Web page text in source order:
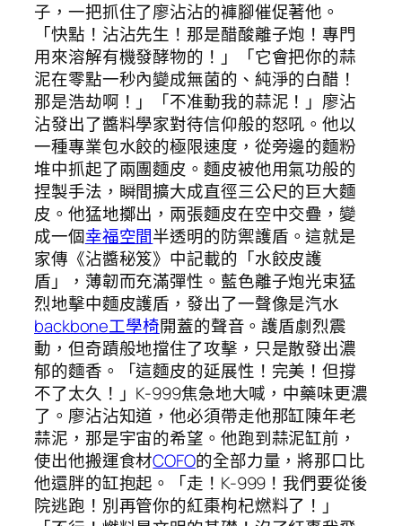
子，一把抓住了廖沾沾的褲腳催促著他。
「快點！沾沾先生！那是醋酸離子炮！專門
用來溶解有機發酵物的！」「它會把你的蒜
泥在零點一秒內變成無菌的、純淨的白醋！
那是浩劫啊！」「不准動我的蒜泥！」廖沾
沾發出了醬料學家對待信仰般的怒吼。他以
一種專業包水餃的極限速度，從旁邊的麵粉
堆中抓起了兩團麵皮。麵皮被他用氣功般的
捏製手法，瞬間擴大成直徑三公尺的巨大麵
皮。他猛地擲出，兩張麵皮在空中交疊，變
成一個幸福空間半透明的防禦護盾。這就是
家傳《沾醬秘笈》中記載的「水餃皮護
盾」，薄韌而充滿彈性。藍色離子炮光束猛
烈地擊中麵皮護盾，發出了一聲像是汽水
backbone工學椅開蓋的聲音。護盾劇烈震
動，但奇蹟般地擋住了攻擊，只是散發出濃
郁的麵香。「這麵皮的延展性！完美！但撐
不了太久！」K-999焦急地大喊，中藥味更濃
了。廖沾沾知道，他必須帶走他那缸陳年老
蒜泥，那是宇宙的希望。他跑到蒜泥缸前，
使出他搬運食材COFO的全部力量，將那口比
他還胖的缸抱起。「走！K-999！我們要從後
院逃跑！別再管你的紅棗枸杞燃料了！」